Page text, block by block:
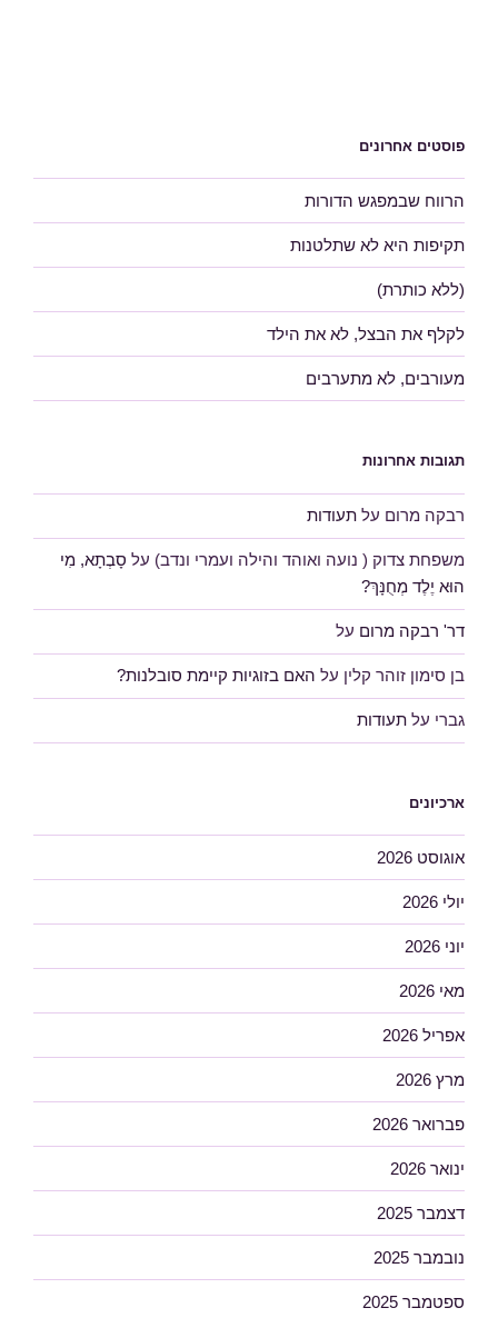
פוסטים אחרונים
הרווח שבמפגש הדורות
תקיפות היא לא שתלטנות
(ללא כותרת)
לקלף את הבצל, לא את הילד
מעורבים, לא מתערבים
תגובות אחרונות
רבקה מרום על תעודות
משפחת צדוק ( נועה ואוהד והילה ועמרי ונדב) על סָבְתָא, מִי
הוּא יֶלֶד מְחֻנָּךְ?
דר' רבקה מרום על
בן סימון זוהר קלין על האם בזוגיות קיימת סובלנות?
גברי על תעודות
ארכיונים
אוגוסט 2026
יולי 2026
יוני 2026
מאי 2026
אפריל 2026
מרץ 2026
פברואר 2026
ינואר 2026
דצמבר 2025
נובמבר 2025
ספטמבר 2025